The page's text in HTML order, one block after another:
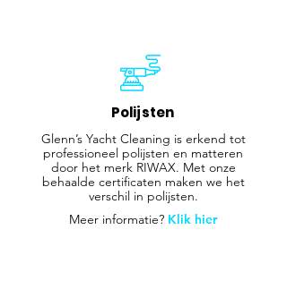
Polijsten
Glenn’s Yacht Cleaning is erkend tot
professioneel polijsten en matteren
door het merk RIWAX. Met onze
behaalde certificaten maken we het
verschil in polijsten.
Meer informatie? Klik hier